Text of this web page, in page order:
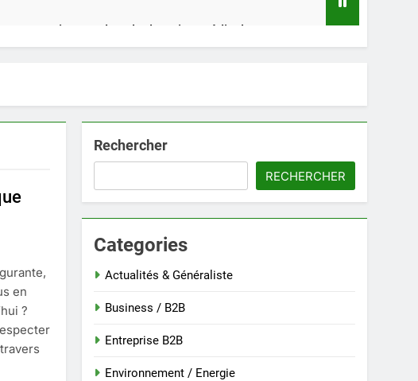
et son impact dans le domaine médical
clés et avantages
en
?
Rechercher
RECHERCHER
Categories
Actualités & Généraliste
Business / B2B
Entreprise B2B
Environnement / Energie